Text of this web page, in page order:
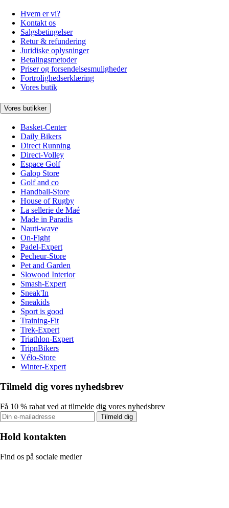
Hvem er vi?
Kontakt os
Salgsbetingelser
Retur & refundering
Juridiske oplysninger
Betalingsmetoder
Priser og forsendelsesmuligheder
Fortrolighedserklæring
Vores butik
Vores butikker
Basket-Center
Daily Bikers
Direct Running
Direct-Volley
Espace Golf
Galop Store
Golf and co
Handball-Store
House of Rugby
La sellerie de Maé
Made in Paradis
Nauti-wave
On-Fight
Padel-Expert
Pecheur-Store
Pet and Garden
Slowood Interior
Smash-Expert
Sneak'In
Sneakids
Sport is good
Training-Fit
Trek-Expert
Triathlon-Expert
TripnBikers
Vélo-Store
Winter-Expert
Tilmeld dig vores nyhedsbrev
Få 10 % rabat ved at tilmelde dig vores nyhedsbrev
Tilmeld dig
Hold kontakten
Find os på sociale medier